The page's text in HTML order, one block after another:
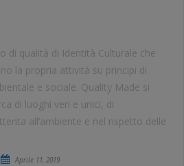
di qualità di Identità Culturale che
la propria attività su principi di
e sociale. Quality Made si
di luoghi veri e unici, di
all’ambiente e nel rispetto delle
Aprile 11, 2019